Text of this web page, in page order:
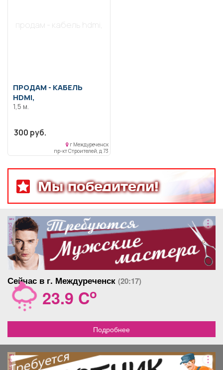
продам - кабель hdmi,
ПРОДАМ - КАБЕЛЬ
HDMI,
1,5 м.
300 руб.
г Междуреченск
пр-кт Строителей, д 73
Мы победители!
реклама
Сейчас в г. Междуреченск (20:17)
23.9 Co
Подробнее